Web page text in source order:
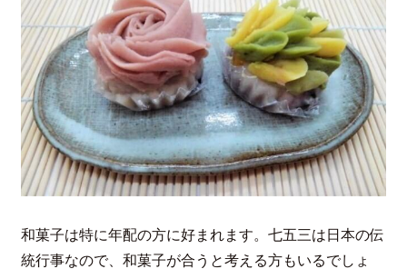
和菓子は特に年配の方に好まれます。七五三は日本の伝
統行事なので、和菓子が合うと考える方もいるでしょ